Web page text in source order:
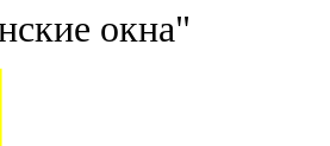
окна"